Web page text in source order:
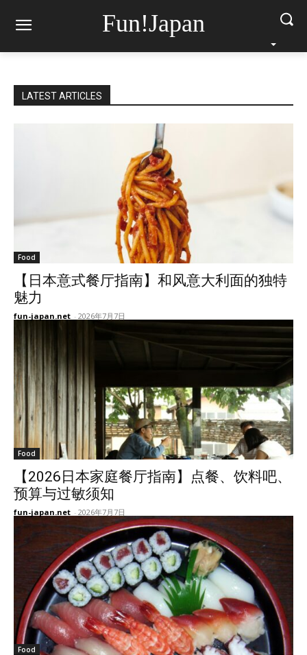
Fun!Japan
LATEST ARTICLES
Food
【日本意式餐厅指南】和风意大利面的独特
魅力
fun-japan.net - 2026年7月7日
Food
【2026日本家庭餐厅指南】点餐、饮料吧、
预算与过敏须知
fun-japan.net - 2026年7月7日
Food